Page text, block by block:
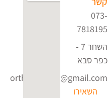
073-
7818195
השחר 7 -
כפר סבא
ortho4uclinic@gmail.com
השאירו